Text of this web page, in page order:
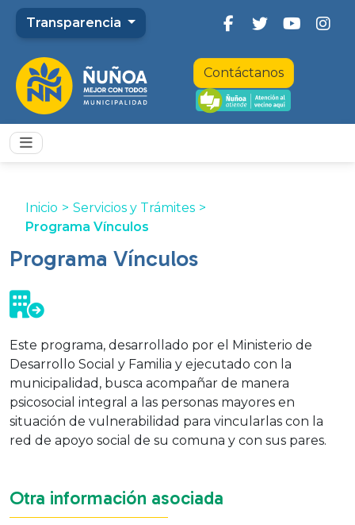
Transparencia
Contáctanos
Inicio > Servicios y Trámites >
Programa Vínculos
Programa Vínculos
Este programa, desarrollado por el Ministerio de
Desarrollo Social y Familia y ejecutado con la
municipalidad, busca acompañar de manera
psicosocial integral a las personas mayores en
situación de vulnerabilidad para vincularlas con la
red de apoyo social de su comuna y con sus pares.
Otra información asociada